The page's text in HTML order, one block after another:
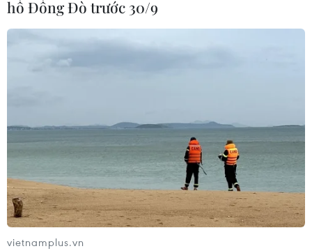
hồ Đồng Đò trước 30/9
vietnamplus.vn